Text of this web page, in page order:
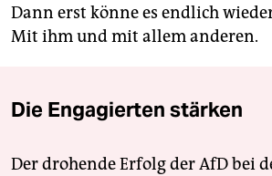
Dann erst könne es endlich
Mit ihm und mit allem anderen.
Die Engagierten stärken
Der drohende Erfolg der AfD bei